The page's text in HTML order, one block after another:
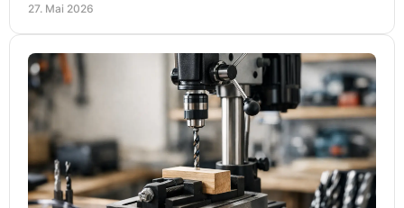
27. Mai 2026